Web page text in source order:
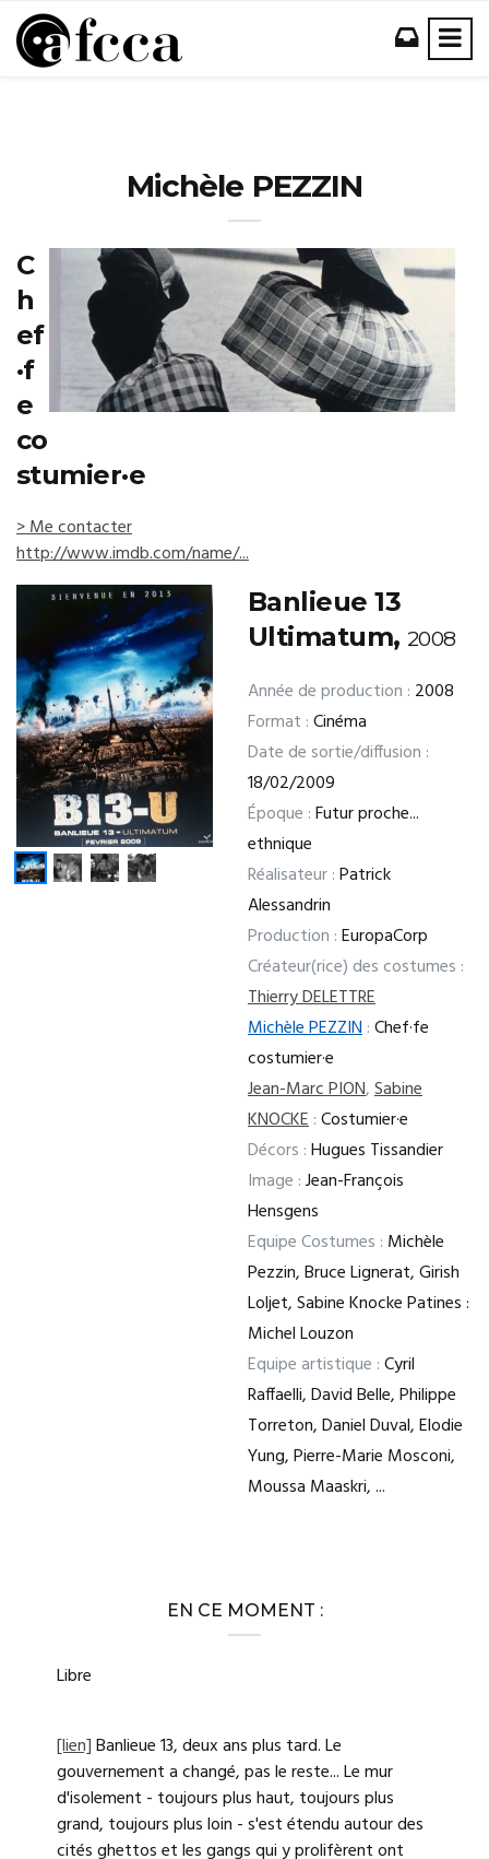
Michèle PEZZIN
C
h
ef
·f
e
co
stumier·e
> Me contacter
http://www.imdb.com/name/...
Banlieue 13
Ultimatum, 2008
Année de production : 2008
Format :Cinéma
Date de sortie/diffusion :
18/02/2009
Époque :Futur proche...
ethnique
Réalisateur :Patrick
Alessandrin
Production :EuropaCorp
Créateur(rice) des costumes :
Thierry DELETTRE
Michèle PEZZIN:Chef·fe
costumier·e
Jean-Marc PION,Sabine
KNOCKE:Costumier·e
Décors :Hugues Tissandier
Image :Jean-François
Hensgens
Equipe Costumes : Michèle
Pezzin, Bruce Lignerat, Girish
Loljet, Sabine Knocke Patines :
Michel Louzon
Equipe artistique :Cyril
Raffaelli, David Belle, Philippe
Torreton, Daniel Duval, Elodie
Yung, Pierre-Marie Mosconi,
Moussa Maaskri, ...
EN CE MOMENT :
Libre
[lien]Banlieue 13, deux ans plus tard. Le
gouvernement a changé, pas le reste... Le mur
d'isolement - toujours plus haut, toujours plus
grand, toujours plus loin - s'est étendu autour des
cités ghettos et les gangs qui y prolifèrent ont